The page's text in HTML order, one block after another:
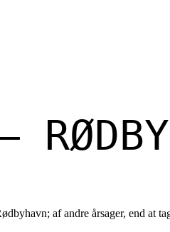
af andre årsager, end at